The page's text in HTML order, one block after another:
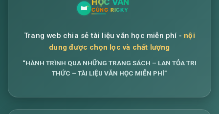
Trang web chia sẻ tài liệu văn học miễn phí -nội
dung được chọn lọc và chất lượng
THỨC – TÀI LIỆU VĂN HỌC MIỄN PHÍ”